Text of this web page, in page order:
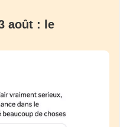
août : le